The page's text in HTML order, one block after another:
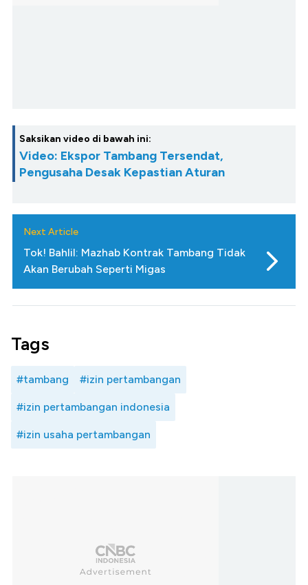
Saksikan video di bawah ini:
Video: Ekspor Tambang Tersendat,
Pengusaha Desak Kepastian Aturan
Next Article
Tok! Bahlil: Mazhab Kontrak Tambang Tidak
Akan Berubah Seperti Migas
Tags
#tambang #izin pertambangan
#izin pertambangan indonesia
#izin usaha pertambangan